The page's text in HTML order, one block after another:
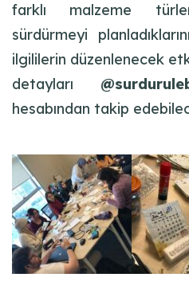
farklı malzeme
sürdürmeyi
ilgililerin düzenlenecek
detayları
hesabından takip